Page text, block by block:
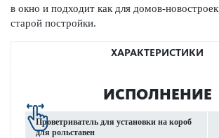
в окно и подходит как для домов-
старой пост­ройки.
ХАРАКТЕРИСТИКИ
ИСПОЛНЕНИЕ
Проветр­иватель для установки на короб
для рольставен